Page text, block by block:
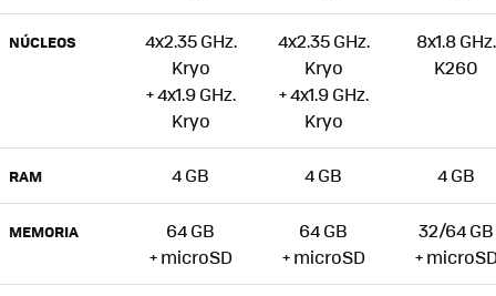
NÚCLEOS
4x2.35 GHz.
Kryo
+ 4x1.9 GHz.
Kryo
4x2.35 GHz.
Kryo
+ 4x1.9 GHz.
Kryo
8x1.8 GHz.
K260
RAM 4 GB 4 GB 4 GB
MEMORIA
64 GB
+ microSD
64 GB
+ microSD
32/64 GB
+